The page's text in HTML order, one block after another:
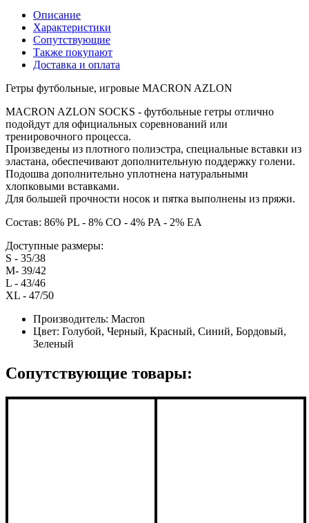
Описание
Характеристики
Сопутствующие
Также покупают
Доставка и оплата
Гетры футбольные, игровые MACRON AZLON
MACRON AZLON SOCKS - футбольные гетры отлично
подойдут для официальных соревнований или
тренировочного процесса.
Произведены из плотного полиэстра, специальные вставки из
эластана, обеспечивают дополнительную поддержку голени.
Подошва дополнительно уплотнена натуральными
хлопковыми вставками.
Для большей прочности носок и пятка выполнены из пряжи.
Состав: 86% PL - 8% CO - 4% PA - 2% EA
Доступные размеры:
S - 35/38
M- 39/42
L - 43/46
XL - 47/50
Производитель: Macron
Цвет: Голубой, Черный, Красный, Синий, Бордовый,
Зеленый
Сопутствующие товары: